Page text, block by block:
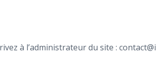
à l’administrateur du site :